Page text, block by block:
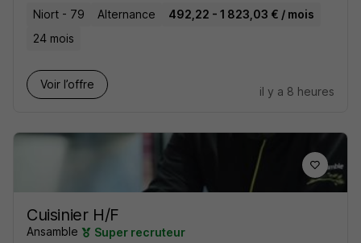
Niort - 79 Alternance
492,22 - 1 823,03 € / mois
24 mois
Voir l’offre
il y a 8 heures
Cuisinier H/F
Ansamble Super recruteur